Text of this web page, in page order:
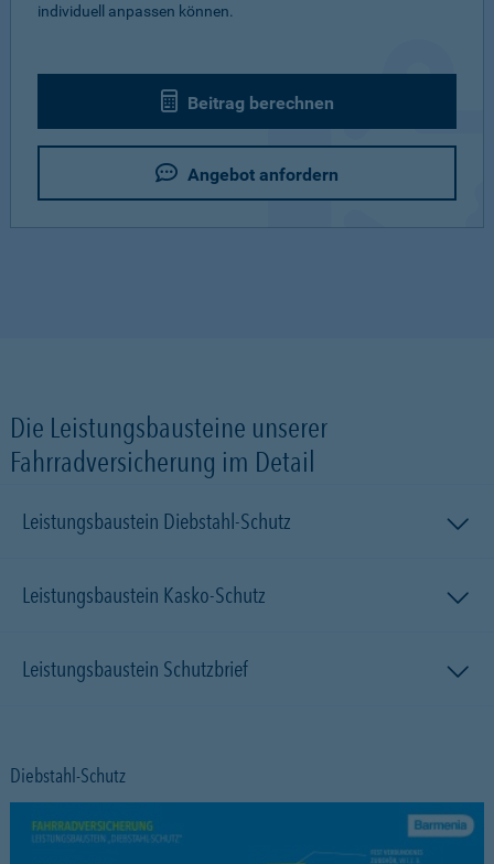
individuell anpassen können.
Beitrag berechnen
Angebot anfordern
Die Leistungsbausteine unserer
Fahrradversicherung im Detail
Leistungsbaustein Diebstahl-Schutz
Leistungsbaustein Kasko-Schutz
Leistungsbaustein Schutzbrief
Diebstahl-Schutz